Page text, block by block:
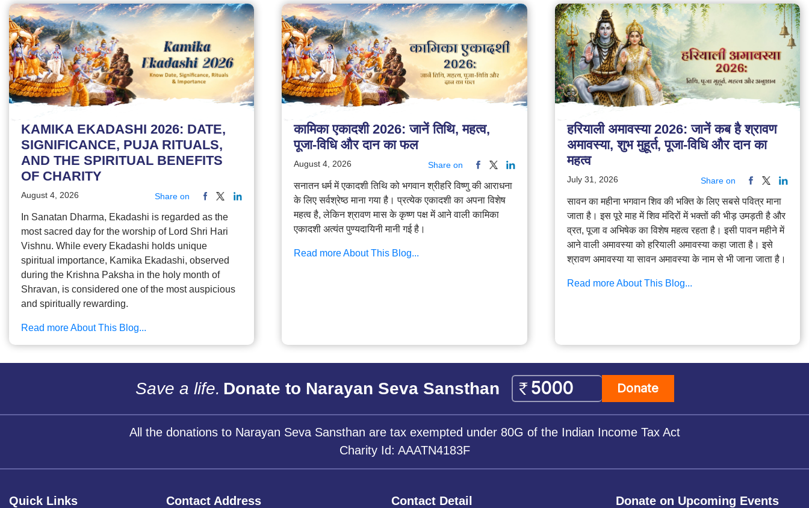
KAMIKA EKADASHI 2026: DATE,
SIGNIFICANCE, PUJA RITUALS,
AND THE SPIRITUAL BENEFITS
OF CHARITY
August 4, 2026 Share on
In Sanatan Dharma, Ekadashi is regarded as the
most sacred day for the worship of Lord Shri Hari
Vishnu. While every Ekadashi holds unique
spiritual importance, Kamika Ekadashi, observed
during the Krishna Paksha in the holy month of
Shravan, is considered one of the most auspicious
and spiritually rewarding.
Read more About This Blog...
कामिका एकादशी 2026: जानें तिथि, महत्व,
पूजा-विधि और दान का फल
August 4, 2026 Share on
सनातन धर्म में एकादशी तिथि को भगवान श्रीहरि विष्णु की आराधना
के लिए सर्वश्रेष्ठ माना गया है। प्रत्येक एकादशी का अपना विशेष
महत्व है, लेकिन श्रावण मास के कृष्ण पक्ष में आने वाली कामिका
एकादशी अत्यंत पुण्यदायिनी मानी गई है।
Read more About This Blog...
हरियाली अमावस्या 2026: जानें कब है श्रावण
अमावस्या, शुभ मुहूर्त, पूजा-विधि और दान का
महत्व
July 31, 2026 Share on
सावन का महीना भगवान शिव की भक्ति के लिए सबसे पवित्र माना
जाता है। इस पूरे माह में शिव मंदिरों में भक्तों की भीड़ उमड़ती है और
व्रत, पूजा व अभिषेक का विशेष महत्व रहता है। इसी पावन महीने में
आने वाली अमावस्या को हरियाली अमावस्या कहा जाता है। इसे
श्रावण अमावस्या या सावन अमावस्या के नाम से भी जाना जाता है।
Read more About This Blog...
Save a life. Donate to Narayan Seva Sansthan Donate
All the donations to Narayan Seva Sansthan are tax exempted under 80G of the Indian Income Tax Act
Charity Id: AAATN4183F
Quick Links Contact Address Contact Detail Donate on Upcoming Events